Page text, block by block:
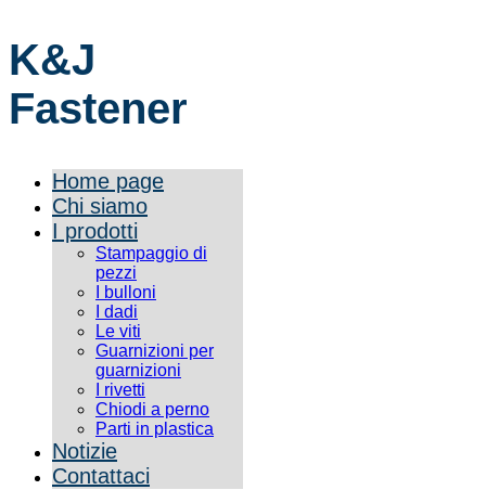
K&J
Fastener
Home page
Chi siamo
I prodotti
Stampaggio di
pezzi
I bulloni
I dadi
Le viti
Guarnizioni per
guarnizioni
I rivetti
Chiodi a perno
Parti in plastica
Notizie
Contattaci